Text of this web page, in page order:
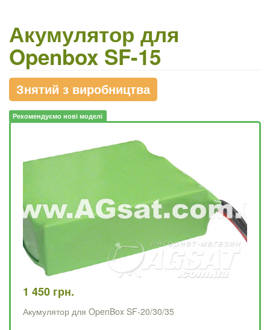
Акумулятор для
Openbox SF-15
Знятий з виробництва
Рекомендуємо нові моделі
1 450 грн.
Акумулятор для OpenBox SF-20/30/35